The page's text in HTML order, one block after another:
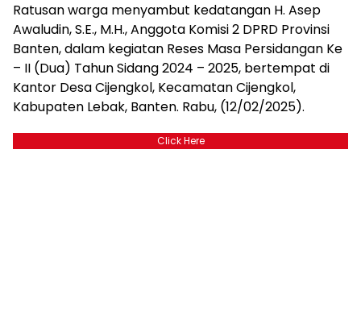
Ratusan warga menyambut kedatangan H. Asep
Awaludin, S.E., M.H., Anggota Komisi 2 DPRD Provinsi
Banten, dalam kegiatan Reses Masa Persidangan Ke
– II (Dua) Tahun Sidang 2024 – 2025, bertempat di
Kantor Desa Cijengkol, Kecamatan Cijengkol,
Kabupaten Lebak, Banten. Rabu, (12/02/2025).
Click Here